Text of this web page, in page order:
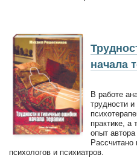
начала
В работе
трудности
практике, а
опыт
Рассчитано
психологов и психиатров.